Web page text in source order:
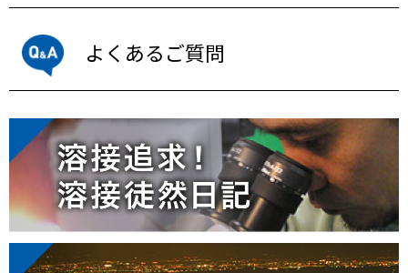
よくあるご質問